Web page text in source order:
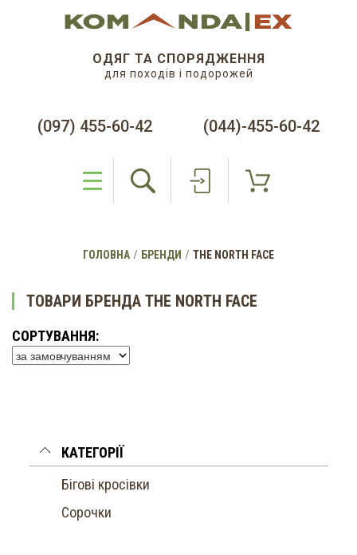
ОДЯГ ТА СПОРЯДЖЕННЯ
для походів і подорожей
(097) 455-60-42 (044)-455-60-42
ГОЛОВНА БРЕНДИ THE NORTH FACE
ТОВАРИ БРЕНДА THE NORTH FACE
СОРТУВАННЯ:
КАТЕГОРІЇ
Бігові кросівки
Сорочки